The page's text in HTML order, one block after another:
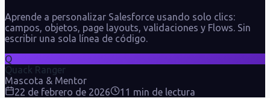
Aprende a personalizar Salesforce usando solo clics:
campos, objetos, page layouts, validaciones y Flows. Sin
escribir una sola línea de código.
Q
Quack Ranger
Mascota & Mentor
22 de febrero de 2026
11 min de lectura